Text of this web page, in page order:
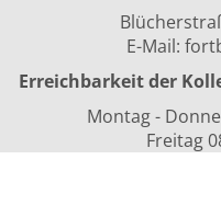
E-Mail:
Erreichbarkeit der
Montag -
Freitag